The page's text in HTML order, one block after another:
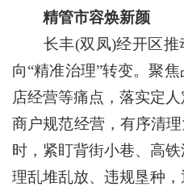
精管市容焕新颜
长丰(双凤)经开区推
向“精准治理”转变。聚
店经营等痛点，落实定
商户规范经营，有序清
时，紧盯背街小巷、高
理乱堆乱放、违规垦种